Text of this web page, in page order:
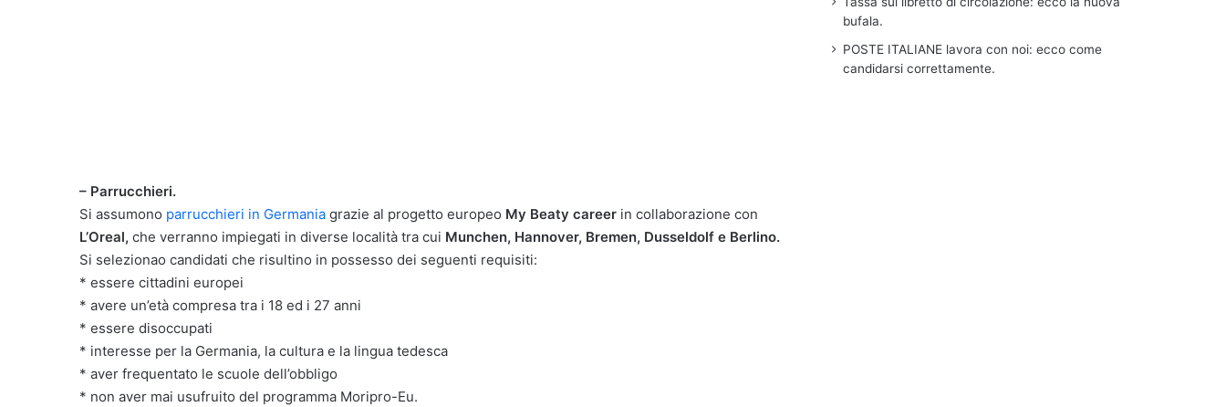
– Parrucchieri.
Si assumono parrucchieri in Germania grazie al progetto europeo My Beaty career in collaborazione con
L’Oreal, che verranno impiegati in diverse località tra cui Munchen, Hannover, Bremen, Dusseldolf e Berlino.
Si selezionao candidati che risultino in possesso dei seguenti requisiti:
* essere cittadini europei
* avere un’età compresa tra i 18 ed i 27 anni
* essere disoccupati
* interesse per la Germania, la cultura e la lingua tedesca
* aver frequentato le scuole dell’obbligo
* non aver mai usufruito del programma Moripro-Eu.
bufala.
POSTE ITALIANE lavora con noi: ecco come
candidarsi correttamente.